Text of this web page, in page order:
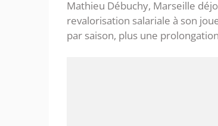
Mathieu Débuchy, Marseille
revalorisation salariale à son
par saison, plus une